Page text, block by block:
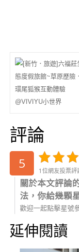
評論
5 1位網友投票評
關於本文評論
法，你給幾顆
歡迎一起點擊星號
延伸閱讀